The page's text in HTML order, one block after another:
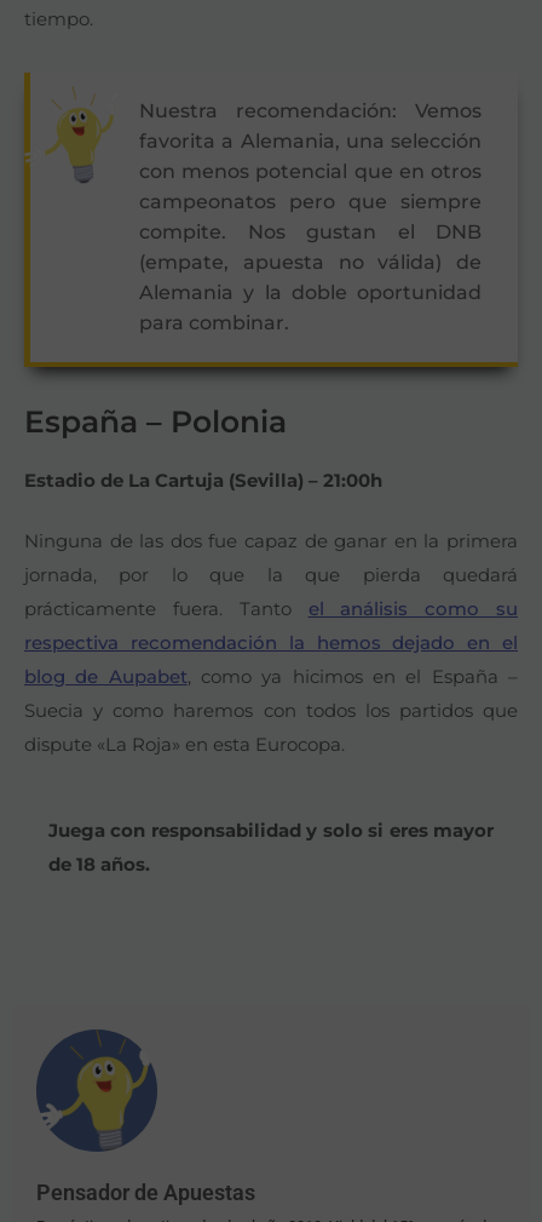
tiempo.
Nuestra recomendación: Vemos
favorita a Alemania, una selección
con menos potencial que en otros
campeonatos pero que siempre
compite. Nos gustan el DNB
(empate, apuesta no válida) de
Alemania y la doble oportunidad
para combinar.
España – Polonia
Estadio de La Cartuja (Sevilla) – 21:00h
Ninguna de las dos fue capaz de ganar en la primera
jornada, por lo que la que pierda quedará
prácticamente fuera. Tanto el análisis como su
respectiva recomendación la hemos dejado en el
blog de Aupabet, como ya hicimos en el España –
Suecia y como haremos con todos los partidos que
dispute «La Roja» en esta Eurocopa.
Juega con responsabilidad y solo si eres mayor
de 18 años.
Pensador de Apuestas